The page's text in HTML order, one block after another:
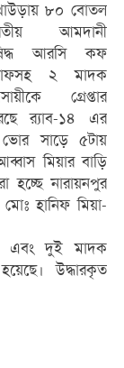
৮০ বোতল
আমদানী
আরসি কফ
২ মাদক
গ্রেপ্তার
র‌্যাব-১৪ এর
সাড়ে ৫টায়
মিয়ার বাড়ি
হচ্ছে নারায়নপুর
হানিফ মিয়া-
এবং দুই মাদক
উদ্ধারকৃত